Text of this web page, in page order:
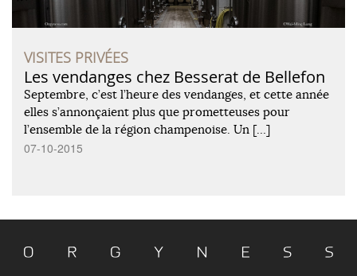
VISITES PRIVÉES
Les vendanges chez Besserat de Bellefon
Septembre, c’est l’heure des vendanges, et cette année
elles s’annonçaient plus que prometteuses pour
l’ensemble de la région champenoise. Un […]
07-10-2015